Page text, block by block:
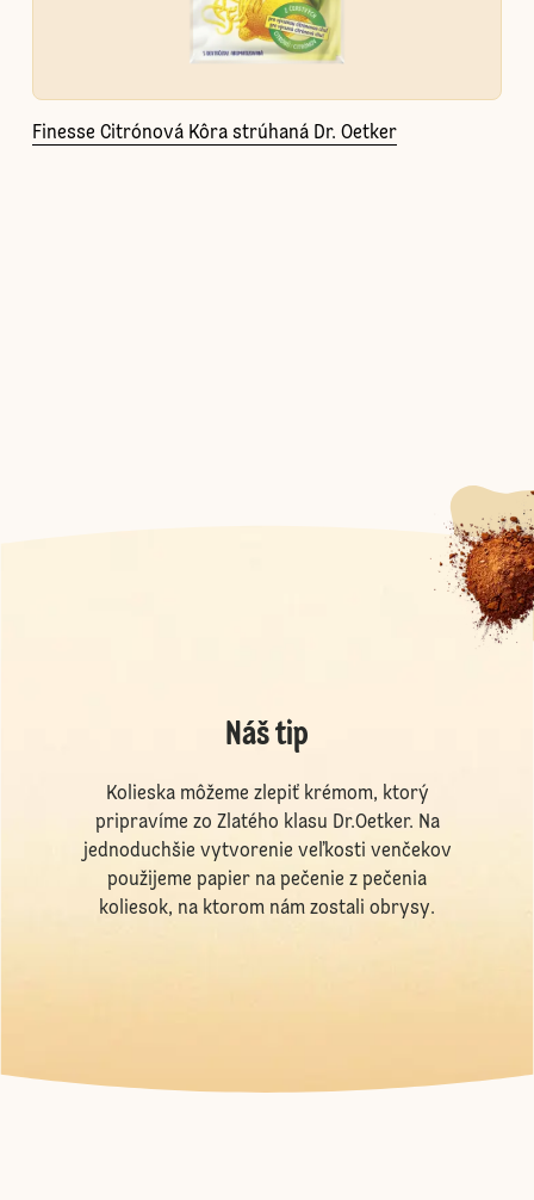
Finesse Citrónová Kôra strúhaná Dr. Oetker
Náš tip
Kolieska môžeme zlepiť krémom, ktorý
pripravíme zo Zlatého klasu Dr.Oetker. Na
jednoduchšie vytvorenie veľkosti venčekov
použijeme papier na pečenie z pečenia
koliesok, na ktorom nám zostali obrysy.